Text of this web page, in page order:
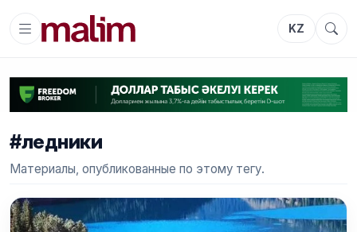
KZ
#ледники
Материалы, опубликованные по этому тегу.